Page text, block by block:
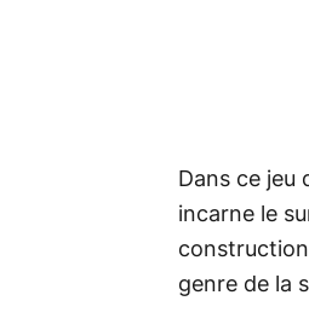
Dans ce jeu
incarne le
genre de la